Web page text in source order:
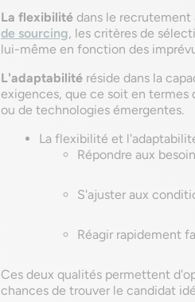
La flexibilité dans le recrutement
de sourcing, les critères de
lui-même en fonction des
L'adaptabilité réside dans la
exigences, que ce soit en
ou de technologies émergentes.
La flexibilité et
Répondre aux
S'ajuster aux
Réagir rapidement
Ces deux qualités permettent
chances de trouver le candidat